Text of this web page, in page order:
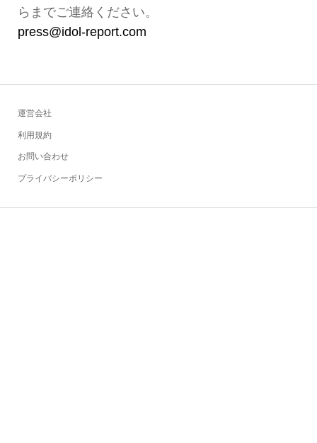
らまでご連絡ください。
press@idol-report.com
運営会社
利用規約
お問い合わせ
プライバシーポリシー